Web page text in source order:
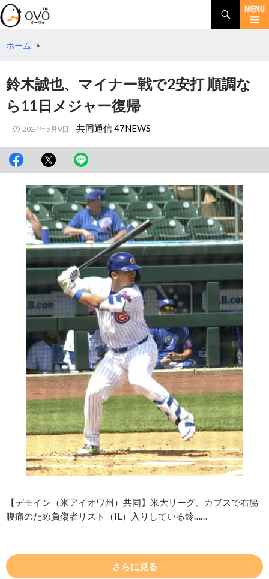
検
索
コ
テ
へ
ホーム >
鈴木誠也、マイナー戦で2安打 順調な
ら11日メジャー復帰
2024年5月9日 共同通信 47NEWS
【デモイン（米アイオワ州）共同】米大リーグ、カブスで右脇
腹痛のため負傷者リスト（IL）入りしている鈴……
さらに見る